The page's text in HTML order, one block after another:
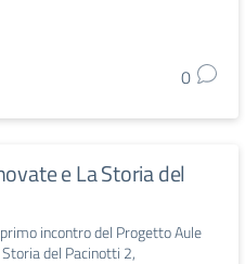
0
e La Storia del
incontro del Progetto Aule
del Pacinotti 2,